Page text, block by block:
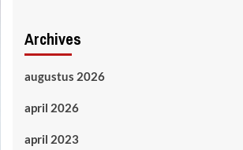
Archives
augustus 2026
april 2026
april 2023